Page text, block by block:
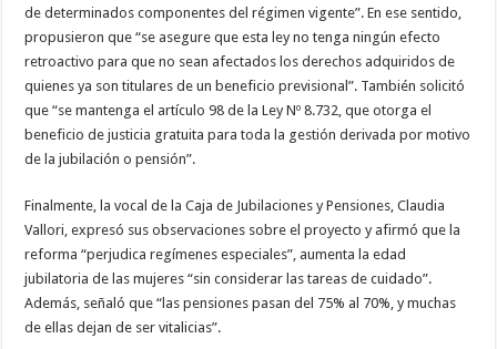
de determinados componentes del régimen vigente”. En ese sentido,
propusieron que “se asegure que esta ley no tenga ningún efecto
retroactivo para que no sean afectados los derechos adquiridos de
quienes ya son titulares de un beneficio previsional”. También solicitó
que “se mantenga el artículo 98 de la Ley Nº 8.732, que otorga el
beneficio de justicia gratuita para toda la gestión derivada por motivo
de la jubilación o pensión”.
Finalmente, la vocal de la Caja de Jubilaciones y Pensiones, Claudia
Vallori, expresó sus observaciones sobre el proyecto y afirmó que la
reforma “perjudica regímenes especiales”, aumenta la edad
jubilatoria de las mujeres “sin considerar las tareas de cuidado”.
Además, señaló que “las pensiones pasan del 75% al 70%, y muchas
de ellas dejan de ser vitalicias”.